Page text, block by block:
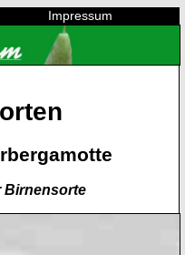
Impressum
Birnensorte